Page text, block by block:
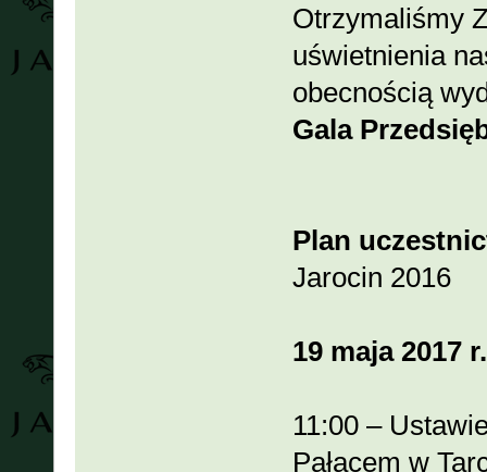
Otrzymaliśmy
uświetnienia
obecnością
Gala
Plan
Jarocin 2016
19 maja 2017
11:00 –
Pałacem w